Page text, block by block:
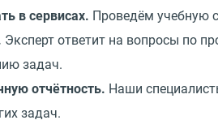
в сервисах. Проведём учебную
Эксперт ответит на вопросы по
задач.
отчётность. Наши
задач.